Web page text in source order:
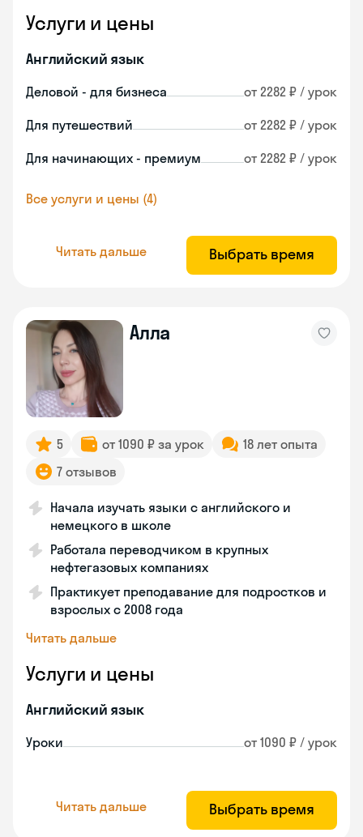
Услуги и цены
Английский язык
Деловой - для бизнеса от 2282 ₽ / урок
Для путешествий от 2282 ₽ / урок
Для начинающих - премиум от 2282 ₽ / урок
Все услуги и цены (4)
Читать дальше Выбрать время
Алла
5 от 1090 ₽ за урок
18 лет опыта
7 отзывов
Начала изучать языки с английского и
немецкого в школе
Работала переводчиком в крупных
нефтегазовых компаниях
Практикует преподавание для подростков и
взрослых с 2008 года
Читать дальше
Услуги и цены
Английский язык
Уроки от 1090 ₽ / урок
Читать дальше Выбрать время